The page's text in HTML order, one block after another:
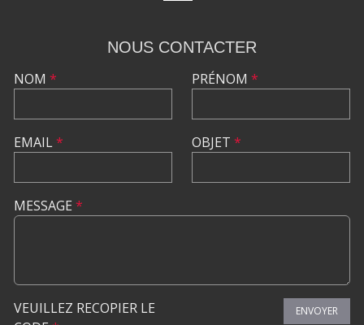
NOUS CONTACTER
NOM *
EMAIL*
PRÉNOM *
OBJET *
MESSAGE *
VEUILLEZ RECOPIER LE
ENVOYER